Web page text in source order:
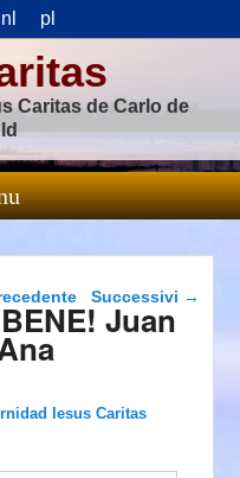
nl pl
Caritas de Carlo de
articolo
Successivi →
Juan
Iesus Caritas